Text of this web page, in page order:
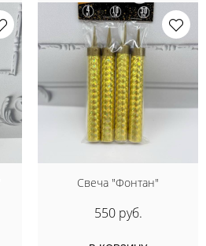
Свеча "Фонтан"
550 руб.